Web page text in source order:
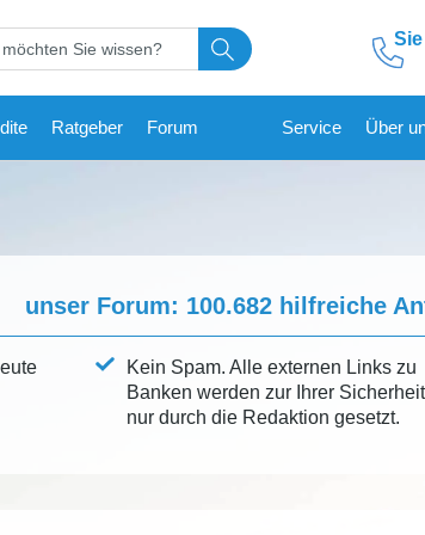
Ratgeber Forum Service Über
unser Forum: 100.682hilfreiche
Kein Spam. Alle externen Links zu
Banken werden zur Ihrer Sicherheit
nur durch die Redaktion gesetzt.